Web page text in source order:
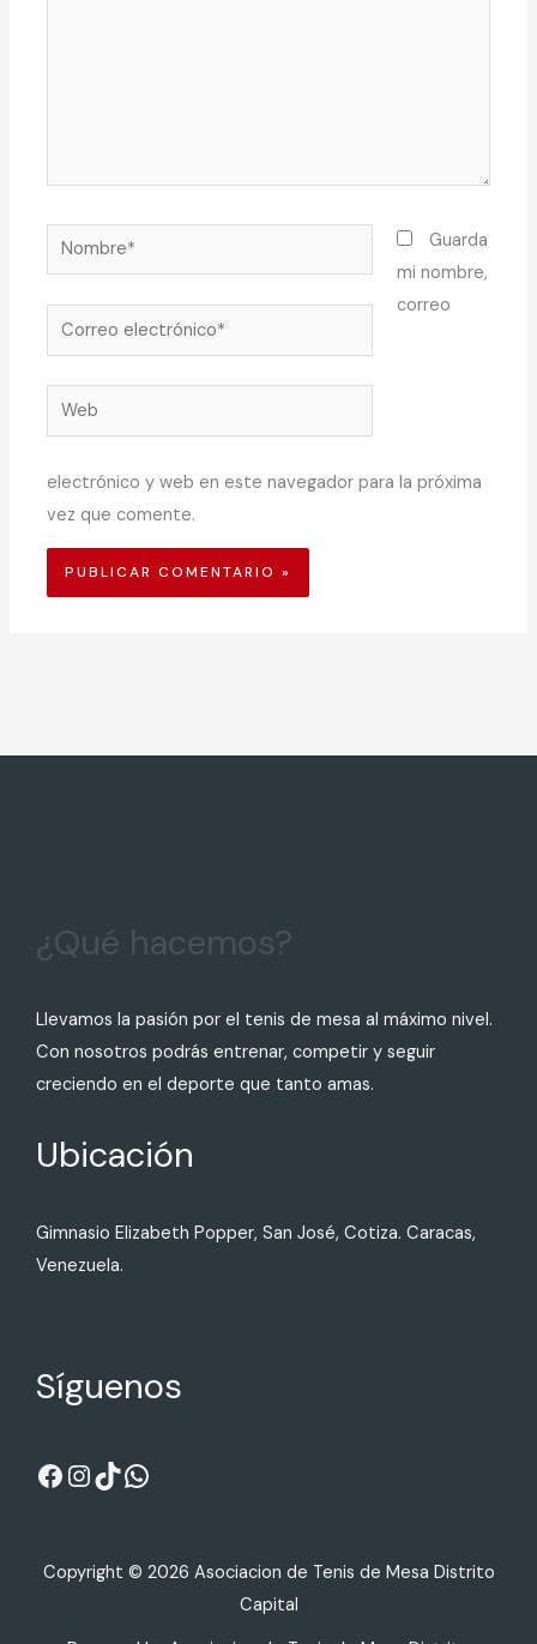
Nombre*
Correo
electrónico*
Web
Guarda
mi nombre,
correo
electrónico y web en este navegador para la próxima
vez que comente.
¿Qué hacemos?
Llevamos la pasión por el tenis de mesa al máximo nivel.
Con nosotros podrás entrenar, competir y seguir
creciendo en el deporte que tanto amas.
Ubicación
Gimnasio Elizabeth Popper, San José, Cotiza. Caracas,
Venezuela.
Síguenos
Copyright © 2026 Asociacion de Tenis de Mesa Distrito
Capital